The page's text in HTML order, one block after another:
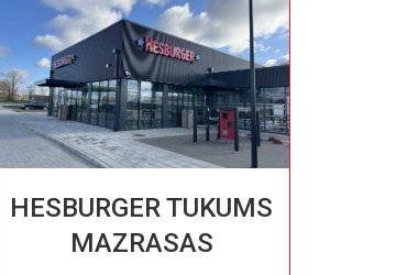
HESBURGER TUKUMS
MAZRASAS